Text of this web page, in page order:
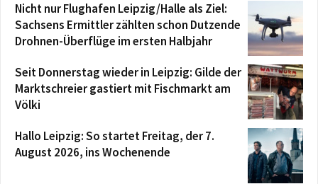
Nicht nur Flughafen Leipzig/Halle als Ziel:
Sachsens Ermittler zählten schon Dutzende
Drohnen-Überflüge im ersten Halbjahr
Seit Donnerstag wieder in Leipzig: Gilde der
Marktschreier gastiert mit Fischmarkt am
Völki
Hallo Leipzig: So startet Freitag, der 7.
August 2026, ins Wochenende